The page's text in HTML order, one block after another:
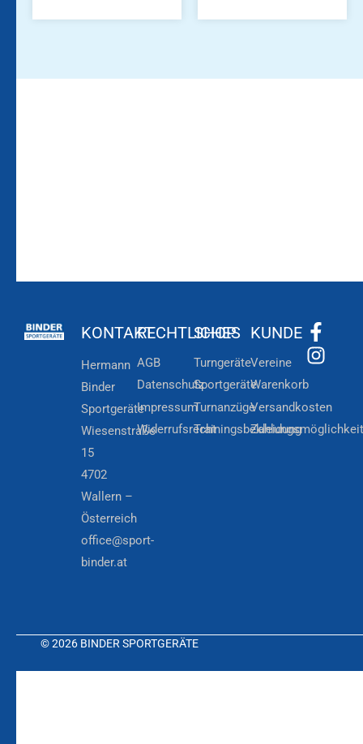
KONTAKT
Hermann
Binder
Sportgeräte
Wiesenstraße
15
4702
Wallern –
Österreich
office@sport-
binder.at
RECHTLICHES
AGB
Datenschutz
Impressum
Widerrufsrecht
SHOP
Turngeräte
Sportgeräte
Turnanzüge
Trainingsbekleidung
KUNDE
Vereine
Warenkorb
Versandkosten
© 2026 BINDER SPORTGERÄTE